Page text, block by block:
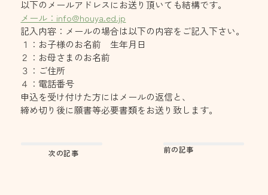
以下のメールアドレスにお送り頂いても結構です。
メール：info@houya.ed.jp
記入内容：メールの場合は以下の内容をご記入下さい。
１：お子様のお名前　生年月日
２：お母さまのお名前
３：ご住所
４：電話番号
申込を受け付けた方にはメールの返信と、
締め切り後に願書等必要書類をお送り致します。
次の記事 前の記事